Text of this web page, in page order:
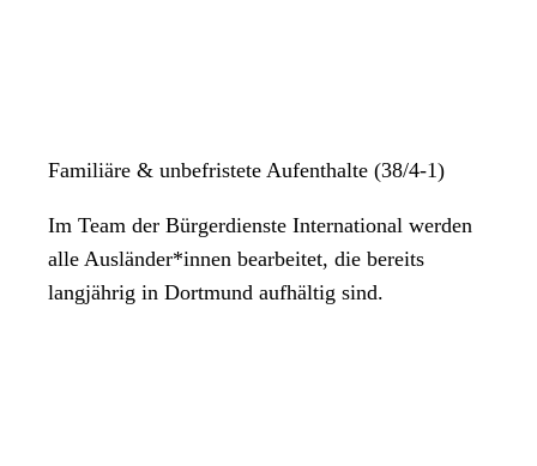
Familiäre & unbefristete Aufenthalte (38/4-1)
Im Team der Bürgerdienste International werden
alle Ausländer*innen bearbeitet, die bereits
langjährig in Dortmund aufhältig sind.